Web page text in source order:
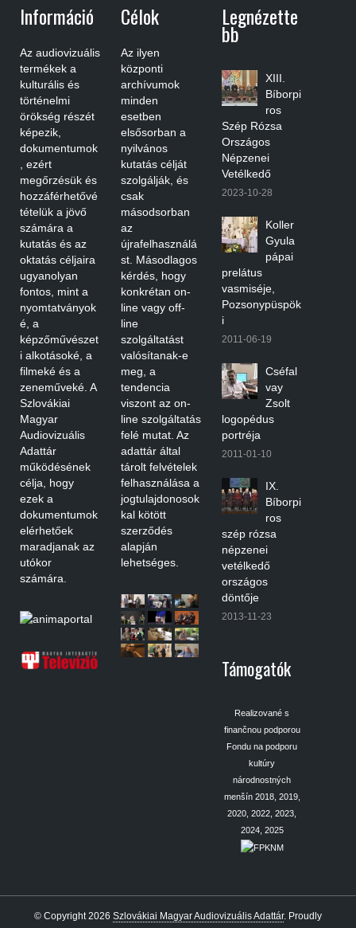
Információ
Az audiovizuális
termékek a
kulturális és
történelmi
örökség részét
képezik,
dokumentumok
, ezért
megőrzésük és
hozzáférhetővé
tételük a jövő
számára a
kutatás és az
oktatás céljaira
ugyanolyan
fontos, mint a
nyomtatványok
é, a
képzőművészet
i alkotásoké, a
filmeké és a
zeneműveké. A
Szlovákiai
Magyar
Audiovizuális
Adattár
működésének
célja, hogy
ezek a
dokumentumok
elérhetőek
maradjanak az
utókor
számára.
Célok
Az ilyen
központi
archívumok
minden
esetben
elsősorban a
nyilvános
kutatás célját
szolgálják, és
csak
másodsorban
az
újrafelhasználá
st. Másodlagos
kérdés, hogy
konkrétan on-
line vagy off-
line
szolgáltatást
valósítanak-e
meg, a
tendencia
viszont az on-
line szolgáltatás
felé mutat. Az
adattár által
tárolt felvételek
felhasználása a
jogtulajdonosok
kal kötött
szerződés
alapján
lehetséges.
Legnézette
Bb
XIII.
Bíborpi
ros
Szép Rózsa
Országos
Népzenei
Vetélkedő
2023-10-28
Koller
Gyula
pápai
prelátus
vasmiséje,
Pozsonypüspök
i
2011-06-19
Cséfal
vay
Zsolt
logopédus
portréja
2011-01-10
IX.
Bíborpi
ros
szép rózsa
népzenei
vetélkedő
országos
döntője
2013-11-23
Támogatók
Realizované s
finančnou podporou
Fondu na podporu
kultúry
národnostných
menšín 2018, 2019,
2020, 2022, 2023,
2024, 2025
© Copyright 2026 Szlovákiai Magyar Audiovizuális Adattár. Proudly